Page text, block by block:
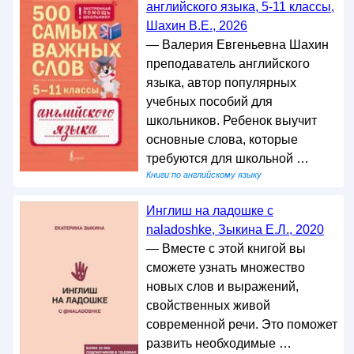
английского языка, 5-11 классы,
Шахин В.Е., 2026
— Валерия Евгеньевна Шахин
преподаватель английского
языка, автор популярных
учебных пособий для
школьников. Ребенок выучит
основные слова, которые
требуются для школьной …
Книги по английскому языку
Инглиш на ладошке с
naladoshke, Зыкина Е.Л., 2020
— Вместе с этой книгой вы
сможете узнать множество
новых слов и выражений,
свойственных живой
современной речи. Это поможет
развить необходимые …